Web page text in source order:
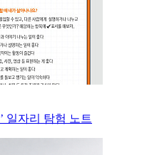
일자리 탐험 노트